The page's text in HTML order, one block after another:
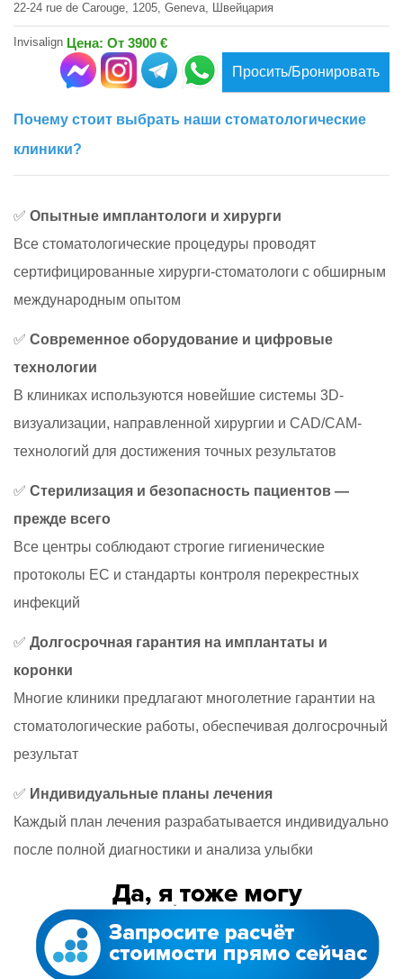
22-24 rue de Carouge, 1205, Geneva, Швейцария
Invisalign Цена: От 3900 €
Просить/Бронировать
Почему стоит выбрать наши стоматологические
клиники?
✅ Опытные имплантологи и хирурги
Все стоматологические процедуры проводят
сертифицированные хирурги-стоматологи с обширным
международным опытом
✅ Современное оборудование и цифровые
технологии
В клиниках используются новейшие системы 3D-
визуализации, направленной хирургии и CAD/CAM-
технологий для достижения точных результатов
✅ Стерилизация и безопасность пациентов —
прежде всего
Все центры соблюдают строгие гигиенические
протоколы ЕС и стандарты контроля перекрестных
инфекций
✅ Долгосрочная гарантия на имплантаты и
коронки
Многие клиники предлагают многолетние гарантии на
стоматологические работы, обеспечивая долгосрочный
результат
✅ Индивидуальные планы лечения
Каждый план лечения разрабатывается индивидуально
после полной диагностики и анализа улыбки